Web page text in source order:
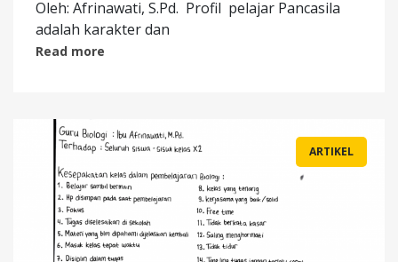
Oleh: Afrinawati, S.Pd. Profil pelajar Pancasila
adalah karakter dan
Read more
ARTIKEL